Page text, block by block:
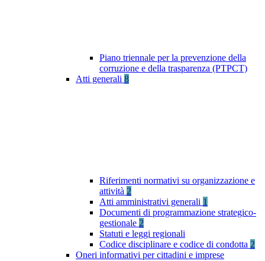
Piano triennale per la prevenzione della
corruzione e della trasparenza (PTPCT)
Atti generali 8
Riferimenti normativi su organizzazione e
attività 2
Atti amministrativi generali 1
Documenti di programmazione strategico-
gestionale 2
Statuti e leggi regionali
Codice disciplinare e codice di condotta 2
Oneri informativi per cittadini e imprese